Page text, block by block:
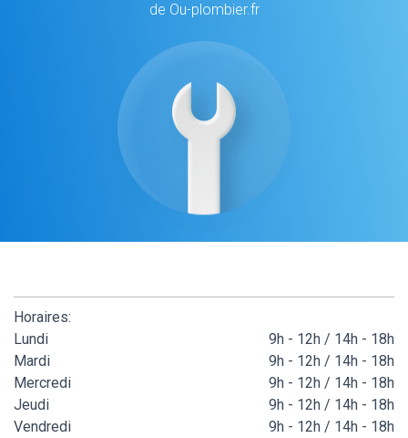
de Ou-plombier.fr
Horaires:
Lundi
9h - 12h / 14h - 18h
Mardi
9h - 12h / 14h - 18h
Mercredi
9h - 12h / 14h - 18h
Jeudi
9h - 12h / 14h - 18h
Vendredi
9h - 12h / 14h - 18h